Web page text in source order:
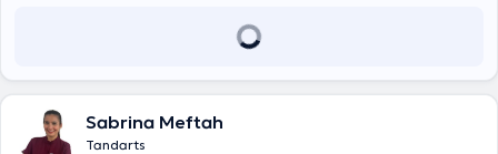
Sabrina Meftah
Tandarts